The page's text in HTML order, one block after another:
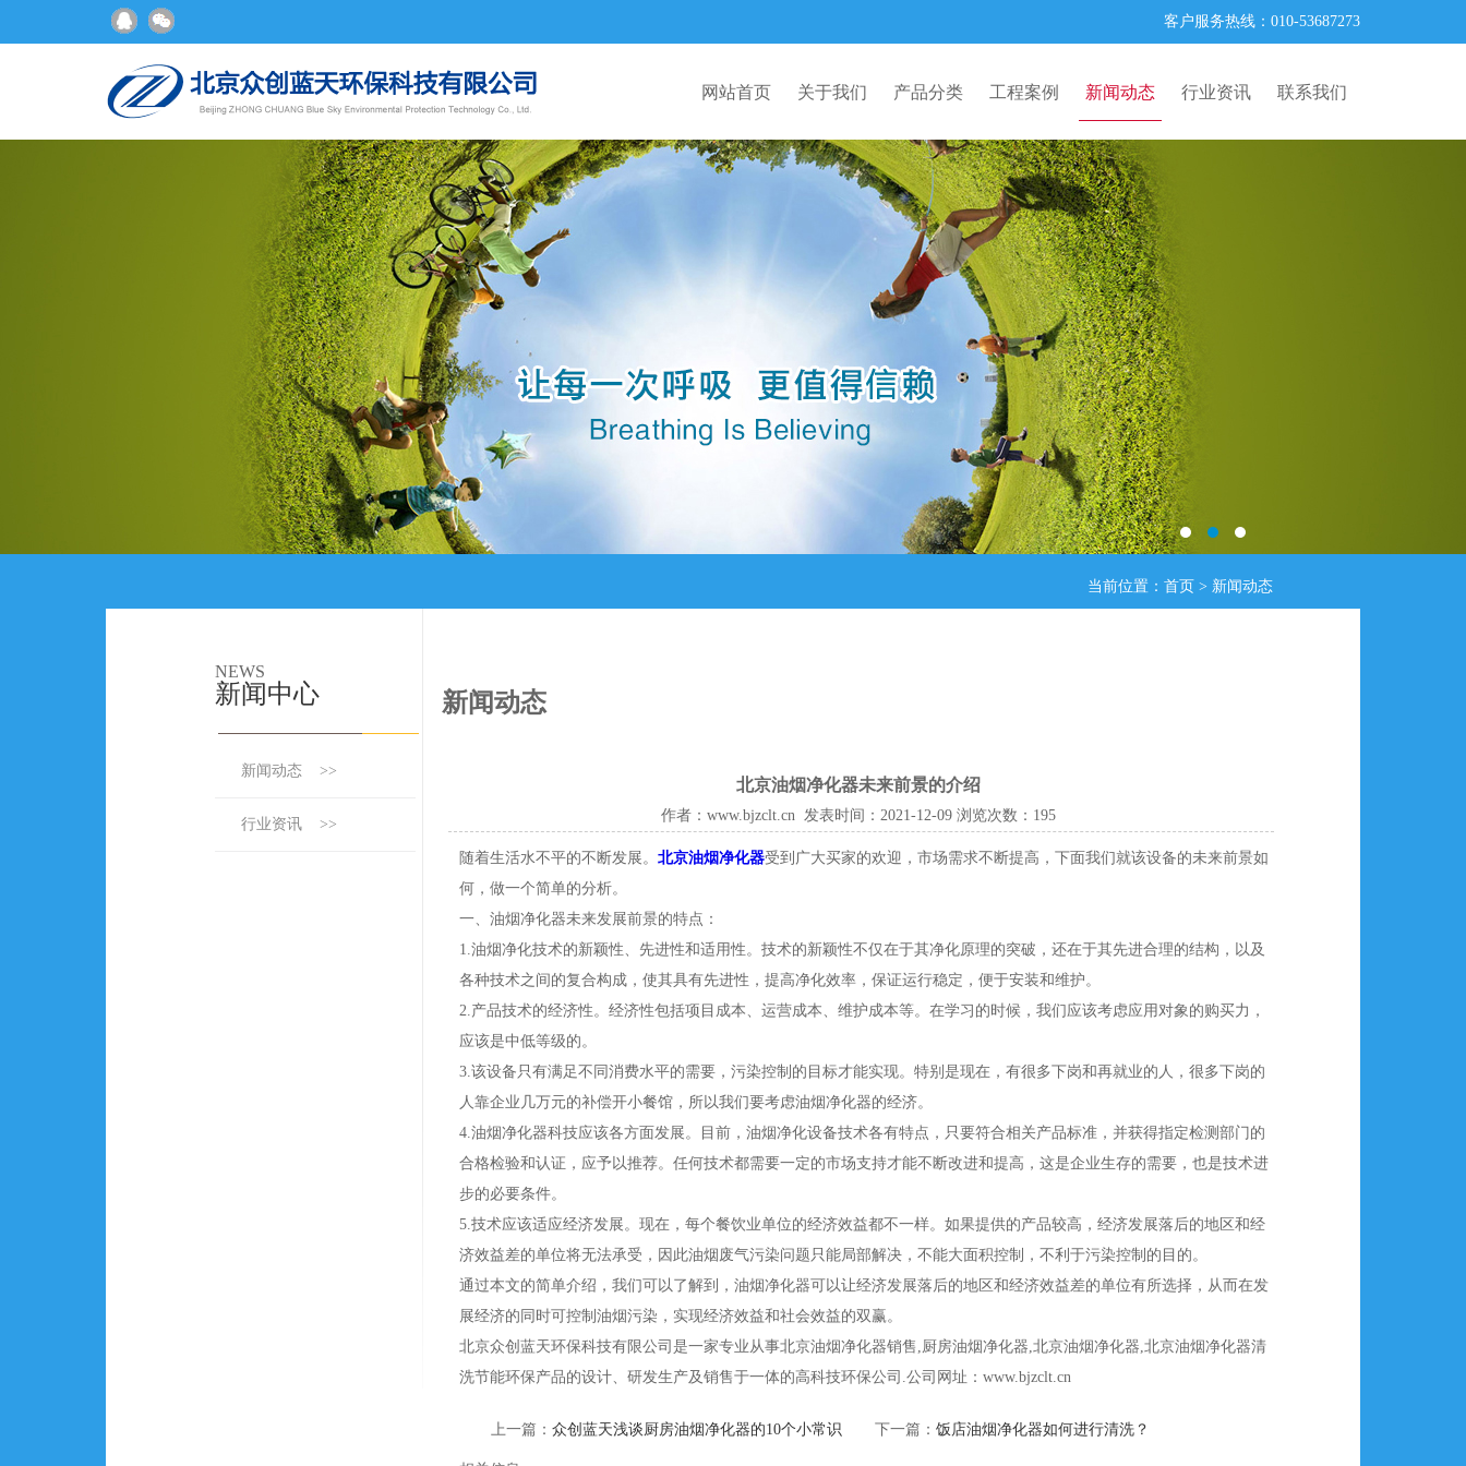
客户服务热线：010-53687273
网站首页 关于我们 产品分类 工程案例 新闻动态 行业资讯 联系我们
当前位置： 首页 > 新闻动态
NEWS
新闻中心
新闻动态 >>
行业资讯 >>
新闻动态
北京油烟净化器未来前景的介绍
作者：www.bjzclt.cn 发表时间：2021-12-09 浏览次数： 195
随着生活水不平的不断发展。 北京油烟净化器受到广大买家的欢迎，市场需求不断提高，下面我们就该设备的未来前景如
何，做一个简单的分析。
一、油烟净化器未来发展前景的特点：
1.油烟净化技术的新颖性、先进性和适用性。技术的新颖性不仅在于其净化原理的突破，还在于其先进合理的结构，以及
各种技术之间的复合构成，使其具有先进性，提高净化效率，保证运行稳定，便于安装和维护。
2.产品技术的经济性。经济性包括项目成本、运营成本、维护成本等。在学习的时候，我们应该考虑应用对象的购买力，
应该是中低等级的。
3.该设备只有满足不同消费水平的需要，污染控制的目标才能实现。特别是现在，有很多下岗和再就业的人，很多下岗的
人靠企业几万元的补偿开小餐馆，所以我们要考虑油烟净化器的经济。
4.油烟净化器科技应该各方面发展。目前，油烟净化设备技术各有特点，只要符合相关产品标准，并获得指定检测部门的
合格检验和认证，应予以推荐。任何技术都需要一定的市场支持才能不断改进和提高，这是企业生存的需要，也是技术进
步的必要条件。
5.技术应该适应经济发展。现在，每个餐饮业单位的经济效益都不一样。如果提供的产品较高，经济发展落后的地区和经
济效益差的单位将无法承受，因此油烟废气污染问题只能局部解决，不能大面积控制，不利于污染控制的目的。
通过本文的简单介绍，我们可以了解到，油烟净化器可以让经济发展落后的地区和经济效益差的单位有所选择，从而在发
展经济的同时可控制油烟污染，实现经济效益和社会效益的双赢。
北京众创蓝天环保科技有限公司是一家专业从事北京油烟净化器销售,厨房油烟净化器,北京油烟净化器,北京油烟净化器清
洗节能环保产品的设计、研发生产及销售于一体的高科技环保公司.公司网址：www.bjzclt.cn
上一篇： 众创蓝天浅谈厨房油烟净化器的10个小常识 下一篇：饭店油烟净化器如何进行清洗？